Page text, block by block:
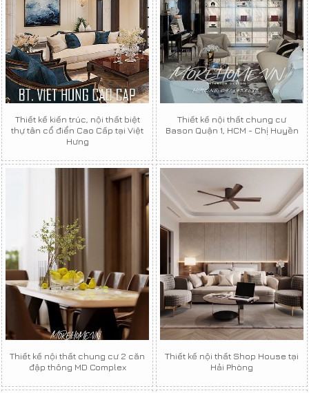
Thiết kế kiến trúc, nội thất biệt
thự tân cổ điển Cao Cấp tại Việt
Hưng
Thiết kế nội thất chung cư
Bason Quận 1, HCM - Chị Huyền
Thiết kế nội thất chung cư 2 căn
đập thông MD Complex
Thiết kế nội thất Shop House tại
Hải Phòng